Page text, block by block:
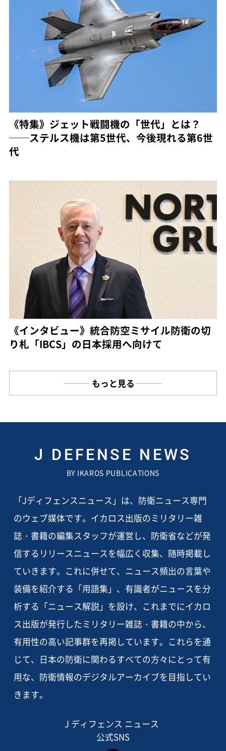
《特集》ジェット戦闘機の「世代」とは？
──ステルス機は第5世代、今後現れる第6世
代
《インタビュー》統合防空ミサイル防衛の切
り札「IBCS」の日本採用へ向けて
もっと見る
J DEFENSE NEWS
BY IKAROS PUBLICATIONS
「Jディフェンスニュース」は、防衛ニュース専門
のウェブ媒体です。イカロス出版のミリタリー雑
誌・書籍の編集スタッフが運営し、防衛省などが発
信するリリースニュースを幅広く収集、随時掲載し
ていきます。これに併せて、ニュース頻出の言葉や
装備を紹介する「用語集」、有識者がニュースを分
析する「ニュース解説」を設け、これまでにイカロ
ス出版が発行したミリタリー雑誌・書籍の中から、
有用性の高い記事群を再掲しています。これらを通
じて、日本の防衛に関わるすべての方々にとって有
用な、防衛情報のデジタルアーカイブを目指してい
きます。
J ディフェンス ニュース
公式SNS